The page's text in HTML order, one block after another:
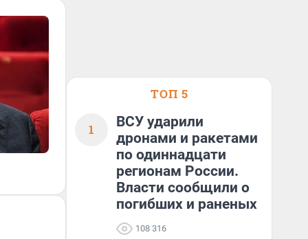
ТОП 5
1
ВСУ ударили
дронами и ракетами
по одиннадцати
регионам России.
Власти сообщили о
погибших и раненых
108 316